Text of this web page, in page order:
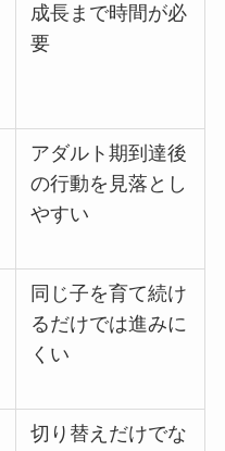
成長まで時間が必
要
アダルト期到達後
の行動を見落とし
やすい
同じ子を育て続け
るだけでは進みに
くい
切り替えだけでな